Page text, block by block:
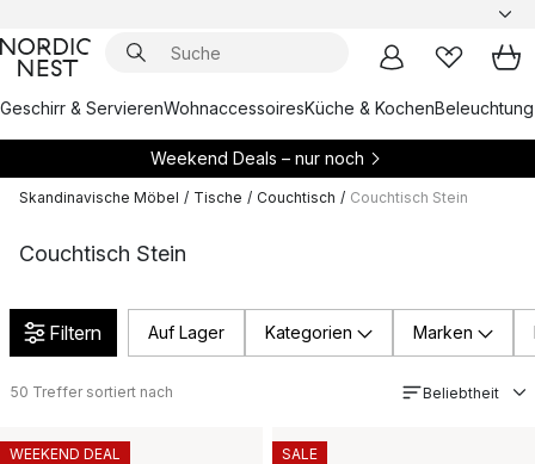
Geschirr & ServierenWohnaccessoiresKüche & KochenBeleuchtung
Weekend Deals – nur noch
Skandinavische Möbel / Tische / Couchtisch / Couchtisch Stein
Couchtisch Stein
Filtern Auf Lager Kategorien Marken
50 Treffer sortiert nach Beliebtheit
WEEKEND DEAL
SALE